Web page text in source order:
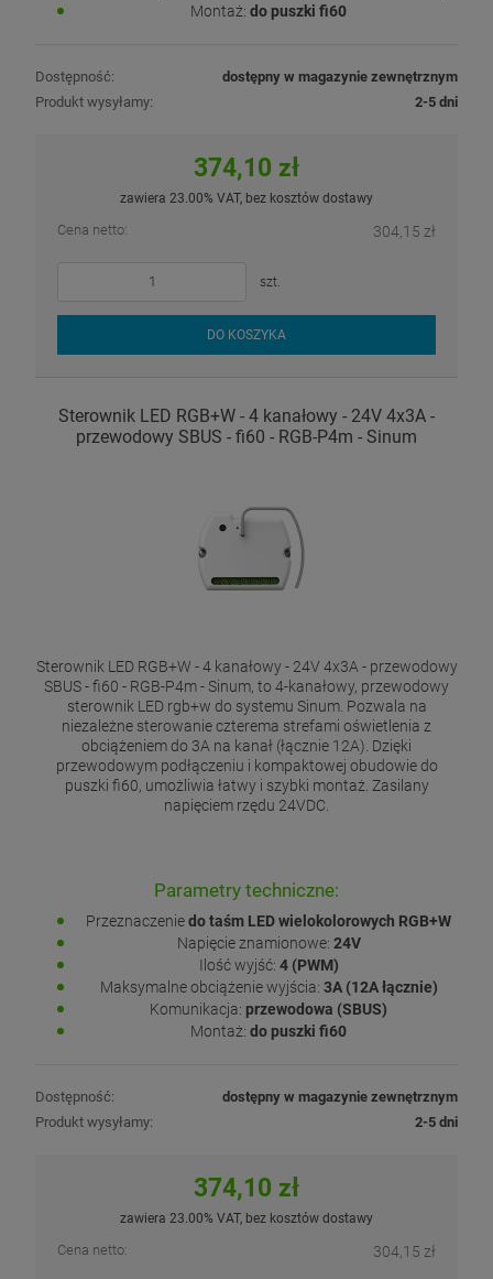
Montaż: do puszki fi60
Dostępność:
dostępny w magazynie zewnętrznym
Produkt wysyłamy:
2-5 dni
374,10 zł
zawiera 23.00% VAT, bez kosztów dostawy
Cena netto: 304,15 zł
szt.
DO KOSZYKA
Sterownik LED RGB+W - 4 kanałowy - 24V 4x3A -
przewodowy SBUS - fi60 - RGB-P4m - Sinum
Sterownik LED RGB+W - 4 kanałowy - 24V 4x3A - przewodowy
SBUS - fi60 - RGB-P4m - Sinum, to 4-kanałowy, przewodowy
sterownik LED rgb+w do systemu Sinum. Pozwala na
niezależne sterowanie czterema strefami oświetlenia z
obciążeniem do 3A na kanał (łącznie 12A). Dzięki
przewodowym podłączeniu i kompaktowej obudowie do
puszki fi60, umożliwia łatwy i szybki montaż. Zasilany
napięciem rzędu 24VDC.
Parametry techniczne:
Przeznaczeniedo taśm LED wielokolorowych RGB+W
Napięcie znamionowe: 24V
Ilość wyjść: 4 (PWM)
Maksymalne obciążenie wyjścia: 3A (12A łącznie)
Komunikacja: przewodowa (SBUS)
Montaż: do puszki fi60
Dostępność:
dostępny w magazynie zewnętrznym
Produkt wysyłamy:
2-5 dni
374,10 zł
zawiera 23.00% VAT, bez kosztów dostawy
Cena netto: 304,15 zł